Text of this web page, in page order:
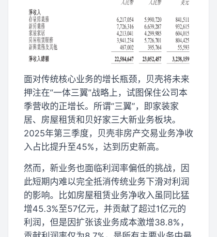
面对传统核心业务的增长瓶颈，贝壳将未来
押注在“一体三翼”战略上，试图保住公司本
季营收的正增长。所谓“三翼”，即家装家
居、房屋租赁和贝好家三大新业务板块。
2025年第三季度，贝壳非房产交易业务净收
入占比提升至45%，达到历史新高。
然而，新业务也面临利润率偏低的挑战，因
此短期内难以完全抵消传统业务下滑对利润
的影响。比如房屋租赁业务净收入虽同比猛
增45.3%至57亿元，并贡献了超过1亿元的
利润，但是因扩张该业务成本激增38.8%，